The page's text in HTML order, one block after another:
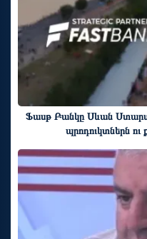
Ֆասթ Բանկը Սևան
պրոդուկտներն